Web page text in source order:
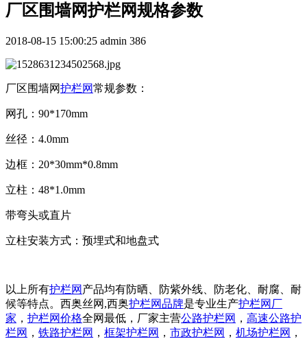
厂区围墙网护栏网规格参数
2018-08-15 15:00:25 admin 386
厂区围墙网护栏网常规参数：
网孔：90*170mm
丝径：4.0mm
边框：20*30mm*0.8mm
立柱：48*1.0mm
带弯头或直片
立柱安装方式：预埋式和地盘式
以上所有护栏网 产品均有防晒、防紫外线、防老化、耐腐、耐
候等特点。西奥丝网,西奥护栏网品牌是专业生产护栏网厂
家 ， 护栏网价格全网最低，厂家主营公路护栏网 ， 高速公路护
栏网 ， 铁路护栏网 ， 框架护栏网 ， 市政护栏网 ， 机场护栏网 ，